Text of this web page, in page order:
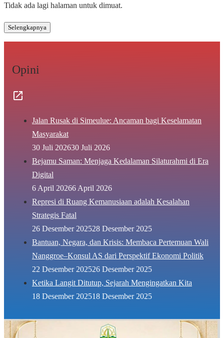
Tidak ada lagi halaman untuk dimuat.
Selengkapnya
Opini
Jalan Rusak di Simeulue: Ancaman bagi Keselamatan
Masyarakat
30 Juli 202630 Juli 2026
Bejamu Saman: Menjaga Kedalaman Silaturahmi di Era
Digital
6 April 20266 April 2026
Represi di Ruang Kemanusiaan adalah Kesalahan
Strategis Fatal
26 Desember 202528 Desember 2025
Bantuan, Negara, dan Krisis: Membaca Pertemuan Wali
Nanggroe–Konsul AS dari Perspektif Ekonomi Politik
22 Desember 202526 Desember 2025
Ketika Langit Ditutup, Sejarah Mengingatkan Kita
18 Desember 202518 Desember 2025